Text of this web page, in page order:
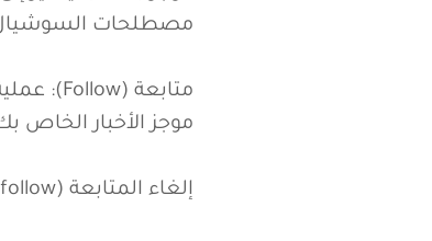
مصطلحات السوشيال
موجز الأخبار الخاص